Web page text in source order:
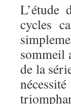
L’étude
cycles
sommeil
de la